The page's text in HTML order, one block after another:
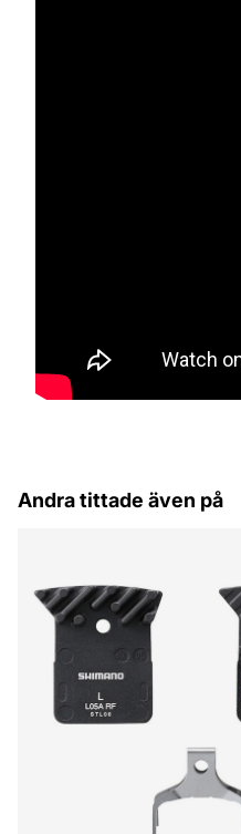
Andra tittade även på